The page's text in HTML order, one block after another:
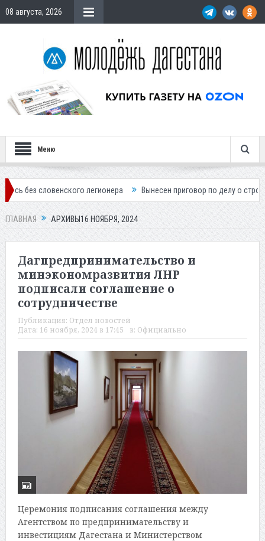
08 августа, 2026
Меню
легионера Вынесен приговор по делу о строительстве
ГЛАВНАЯ АРХИВЫ16 НОЯБРЯ, 2024
Дагпредпринимательство и
минэкономразвития ЛНР
подписали соглашение о
сотрудничестве
Публикация: Отдел новостей
Дата: 16 ноября, 2024 в 17:45 в: Официально
Церемония подписания соглашения между
Агентством по предпринимательству и
инвестициям Дагестана и Министерством